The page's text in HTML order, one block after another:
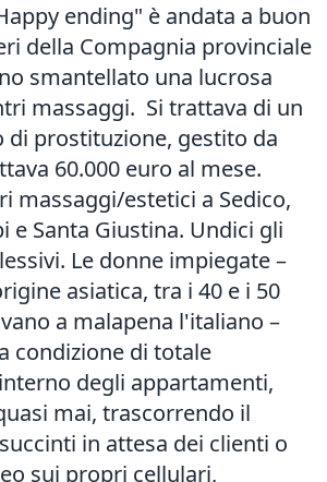
ending" è andata a buon
della Compagnia provinciale
smantellato una lucrosa
massaggi. Si trattava di un
di prostituzione, gestito da
60.000 euro al mese.
massaggi/estetici a Sedico,
e Santa Giustina. Undici gli
Le donne impiegate –
asiatica, tra i 40 e i 50
a malapena l'italiano –
condizione di totale
degli appartamenti,
mai, trascorrendo il
in attesa dei clienti o
sui propri cellulari,